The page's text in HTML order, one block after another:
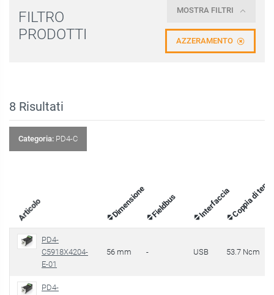
FILTRO
PRODOTTI
MOSTRA FILTRI
AZZERAMENTO
8 Risultati
Categoria: PD4-C
Articolo Dimensione Fieldbus Interfaccia Coppia di
PD4-
C5918X4204-
E-01
56 mm - USB 53.7 Ncm
PD4-